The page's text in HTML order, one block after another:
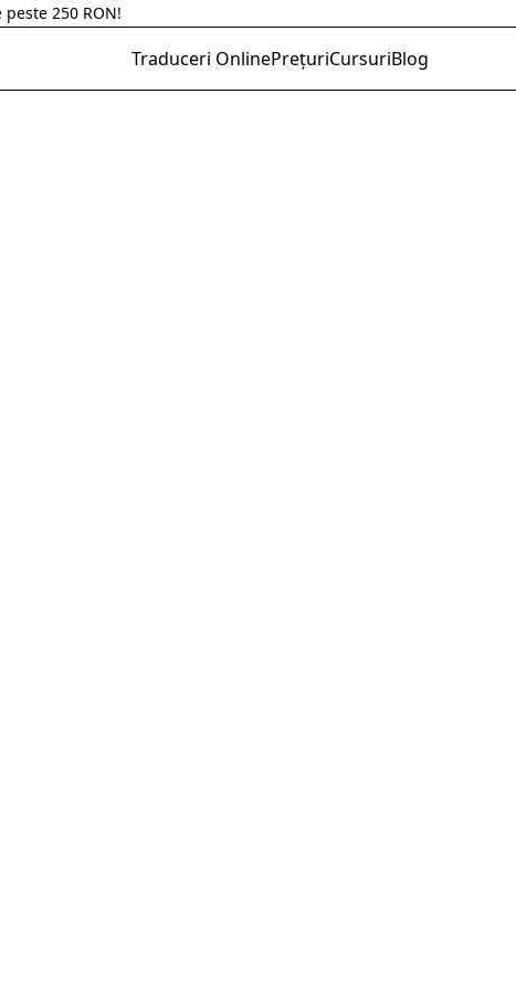
in parteneriat cu Hazeloft Enterprise.
Traduceri OnlinePrețuriCursuriBlog